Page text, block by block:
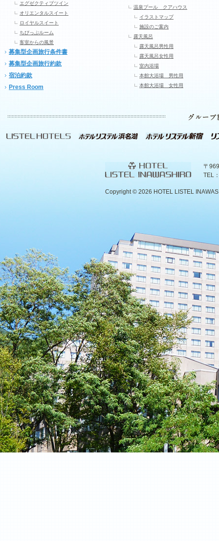
エグゼクティブツイン
オリエンタルスイート
ロイヤルスイート
ちびっぷルーム
客室からの風景
募集型企画旅行条件書
募集型企画旅行約款
宿泊約款
Press Room
温泉プール クアハウス
イラストマップ
施設のご案内
露天風呂
露天風呂男性用
露天風呂女性用
室内浴場
本館大浴場 男性用
本館大浴場 女性用
〒
TEL
Copyright © 2026 HOTEL LISTEL